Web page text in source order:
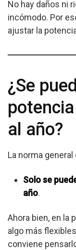
No hay daños ni
incómodo. Por
ajustar la
¿Se
al año?
La norma general
Solo se
año.
Ahora bien, en la
algo más
conviene